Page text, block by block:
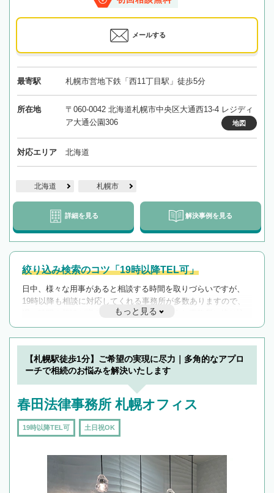
メールする
最寄駅 札幌市営地下鉄「西11丁目駅」徒歩5分
所在地
〒060-0042 北海道札幌市中央区大通西13-4 レジディ
ア大通公園306
地図
対応エリア 北海道
北海道 札幌市
詳細を見る 解決事例を見る
絞り込み検索のコツ「19時以降TEL可」
日中、様々な用事があると相談する時間を取りづらいですが、
19時以降も相談に対応してくれる事務所が多数ありますので、
遅い時間の相談が増えそうな場合はそのような事務所に絞り込
んで検索してみましょう。
19時以降TEL可の条件
を加えて再検索
もっと見る
【札幌駅徒歩1分】ご希望の実現に尽力｜多角的なアプロ
ーチで相続のお悩みを解決いたします
春田法律事務所 札幌オフィス
19時以降TEL可 土日祝OK